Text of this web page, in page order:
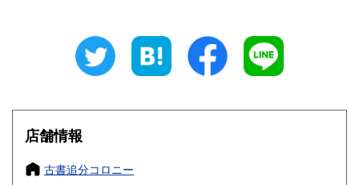
330円 三重県
大阪府
奈良県
店舗情報
古書追分コロニー